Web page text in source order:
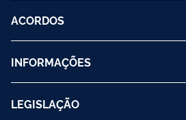
ACORDOS
INFORMAÇÕES
LEGISLAÇÃO